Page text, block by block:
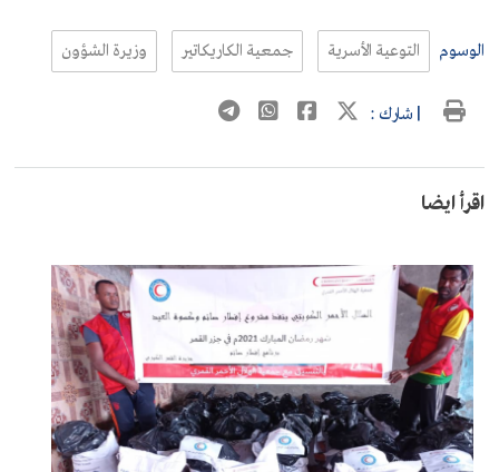
الوسوم التوعية الأسرية جمعية الكاريكاتير وزيرة الشؤون
| شارك :
اقرأ ايضا